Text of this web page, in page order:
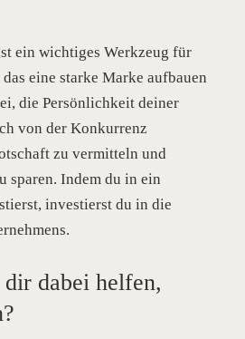
ein wichtiges Werkzeug für
eine starke Marke aufbauen
die Persönlichkeit deiner
von der Konkurrenz
zu vermitteln und
sparen. Indem du in ein
investierst du in die
dabei helfen,